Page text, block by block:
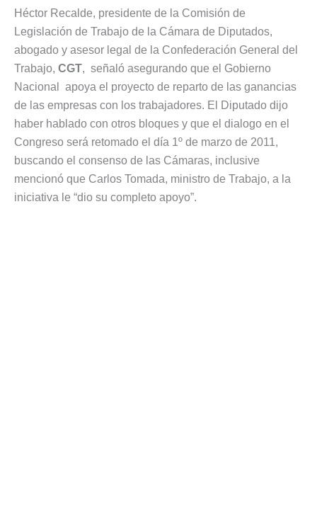
Héctor Recalde, presidente de la Comisión de
Legislación de Trabajo de la Cámara de Diputados,
abogado y asesor legal de la Confederación General del
Trabajo, CGT, señaló asegurando que el Gobierno
Nacional apoya el proyecto de reparto de las ganancias
de las empresas con los trabajadores. El Diputado dijo
haber hablado con otros bloques y que el dialogo en el
Congreso será retomado el día 1º de marzo de 2011,
buscando el consenso de las Cámaras, inclusive
mencionó que Carlos Tomada, ministro de Trabajo, a la
iniciativa le “dio su completo apoyo”.